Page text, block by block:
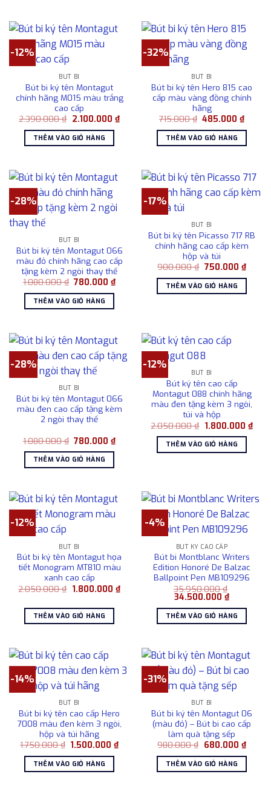
-12%
BÚT BI
Bút bi ký tên Montagut
chính hãng M015 màu trắng
cao cấp
2.390.000₫ Giá
là:
2.390.000 ₫.
2.100.000 ₫Giá
hiện
2.100.000 ₫.
THÊM VÀO GIỎ HÀNG
-32%
BÚT BI
Bút bi ký tên Hero 815 cao
cấp màu vàng đồng chính
hãng
715.000₫ Giá
là:
715.000 ₫.
485.000₫Giá
hiện
tại
THÊM VÀO GIỎ HÀNG
-28%
BÚT BI
Bút bi ký tên Montagut 066
màu đỏ chính hãng cao cấp
tặng kèm 2 ngòi thay thế
1.080.000₫ Giá
là:
1.080.000 ₫.
780.000₫Giá
hiện
THÊM VÀO GIỎ HÀNG
-17%
BÚT BI
Bút bi ký tên Picasso 717 RB
chính hãng cao cấp kèm
hộp và túi
900.000₫ Giá
là:
900.000 ₫.
750.000 ₫Giá
hiện
tại
THÊM VÀO GIỎ HÀNG
-28%
BÚT BI
Bút bi ký tên Montagut 066
màu đen cao cấp tặng kèm
2 ngòi thay thế
1.080.000₫ Giá
là:
1.080.000 ₫.
780.000₫Giá
hiện
THÊM VÀO GIỎ HÀNG
-12%
BÚT BI
Bút ký tên cao cấp
Montagut 088 chính hãng
màu đen tặng kèm 3 ngòi,
túi và hộp
2.050.000₫ Giá
là:
2.050.000 ₫.
1.800.000 ₫Giá
hiện
THÊM VÀO GIỎ HÀNG
-12%
BÚT BI
Bút bi ký tên Montagut họa
tiết Monogram MT810 màu
xanh cao cấp
2.050.000₫ Giá
2.050.000 ₫.
1.800.000 ₫Giá
hiện
THÊM VÀO GIỎ HÀNG
-4%
BÚT KÝ CAO CẤP
Bút bi Montblanc Writers
Edition Honoré De Balzac
Ballpoint Pen MB109296
35.950.000₫
Giá
là:
35.950.000 ₫.
34.500.000 ₫Giá
hiện
tại
là:
THÊM VÀO GIỎ HÀNG
-14%
BÚT BI
Bút bi ký tên cao cấp Hero
7008 màu đen kèm 3 ngòi,
hộp và túi hãng
1.750.000₫ Giá
là:
1.750.000 ₫.
1.500.000₫Giá
hiện
1.500.000 ₫.
THÊM VÀO GIỎ HÀNG
-31%
BÚT BI
Bút bi ký tên Montagut 06
(màu đỏ) – Bút bi cao cấp
làm quà tặng sếp
980.000₫ Giá
là:
980.000 ₫.
680.000 ₫Giá
hiện
tại
THÊM VÀO GIỎ HÀNG